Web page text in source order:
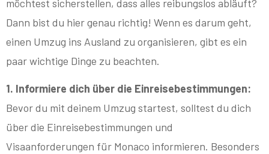
möchtest sicherstellen, dass alles reibungslos abläuft?
Dann bist du hier genau richtig! Wenn es darum geht,
einen Umzug ins Ausland zu organisieren, gibt es ein
paar wichtige Dinge zu beachten.
1. Informiere dich über die Einreisebestimmungen:
Bevor du mit deinem Umzug startest, solltest du dich
über die Einreisebestimmungen und
Visaanforderungen für Monaco informieren. Besonders